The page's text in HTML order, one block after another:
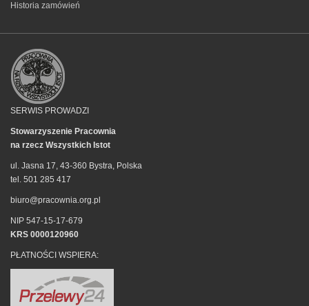
Historia zamówień
SERWIS PROWADZI
Stowarzyszenie Pracownia
na rzecz Wszystkich Istot
ul. Jasna 17, 43-360 Bystra, Polska
tel. 501 285 417
biuro@pracownia.org.pl
NIP 547-15-17-679
KRS 0000120960
PŁATNOŚCI WSPIERA: